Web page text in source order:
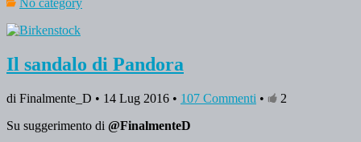
No category
Il sandalo di Pandora
di Finalmente_D • 14 Lug 2016 • 107 Commenti •
2
Su suggerimento di @FinalmenteD